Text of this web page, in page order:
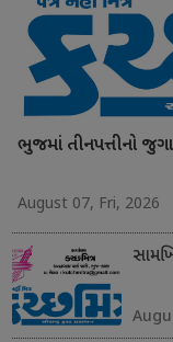
ભુજમાં તીનપત્તીનો
August 07, Fri, 2026